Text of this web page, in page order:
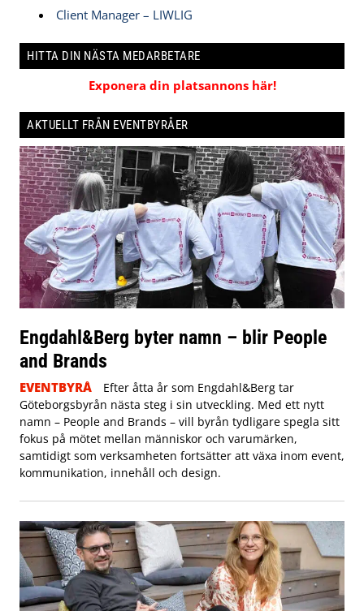
Client Manager – LIWLIG
HITTA DIN NÄSTA MEDARBETARE
Exponera din platsannons här!
AKTUELLT FRÅN EVENTBYRÅER
Engdahl&Berg byter namn – blir People
and Brands
EVENTBYRÅ
Efter åtta år som Engdahl&Berg tar
Göteborgsbyrån nästa steg i sin utveckling. Med ett nytt
namn – People and Brands – vill byrån tydligare spegla sitt
fokus på mötet mellan människor och varumärken,
samtidigt som verksamheten fortsätter att växa inom event,
kommunikation, innehåll och design.